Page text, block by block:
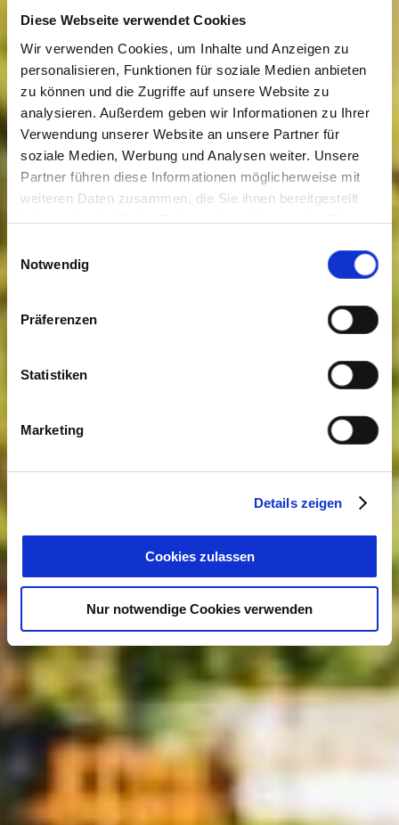
Diese Webseite verwendet Cookies
Wir verwenden Cookies, um Inhalte und Anzeigen zu
personalisieren, Funktionen für soziale Medien anbieten
zu können und die Zugriffe auf unsere Website zu
analysieren. Außerdem geben wir Informationen zu Ihrer
Verwendung unserer Website an unsere Partner für
soziale Medien, Werbung und Analysen weiter. Unsere
Partner führen diese Informationen möglicherweise mit
weiteren Daten zusammen, die Sie ihnen bereitgestellt
haben oder die Sie im Rahmen Ihrer Nutzung der Dienste
Cookies, wenn Sie unsere Webseite weiterhin nutzen.
Notwendig
Präferenzen
Statistiken
Marketing
Details zeigen
Cookies zulassen
Nur notwendige Cookies verwenden